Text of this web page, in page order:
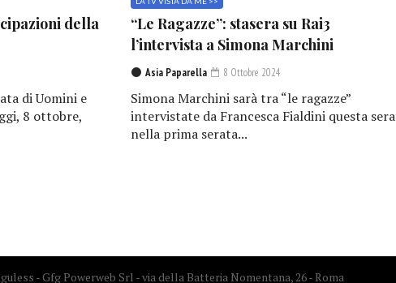
della
di Uomini e
8 ottobre,
“Le Ragazze”: stasera su Rai3
l’intervista a Simona Marchini
Asia Paparella 8 Ottobre 2024
Simona Marchini sarà tra “le ragazze”
intervistate da Francesca Fialdini questa sera
nella prima serata...
- Gfg Powerweb Srl - via della Batteria Nomentana, 26 - Roma